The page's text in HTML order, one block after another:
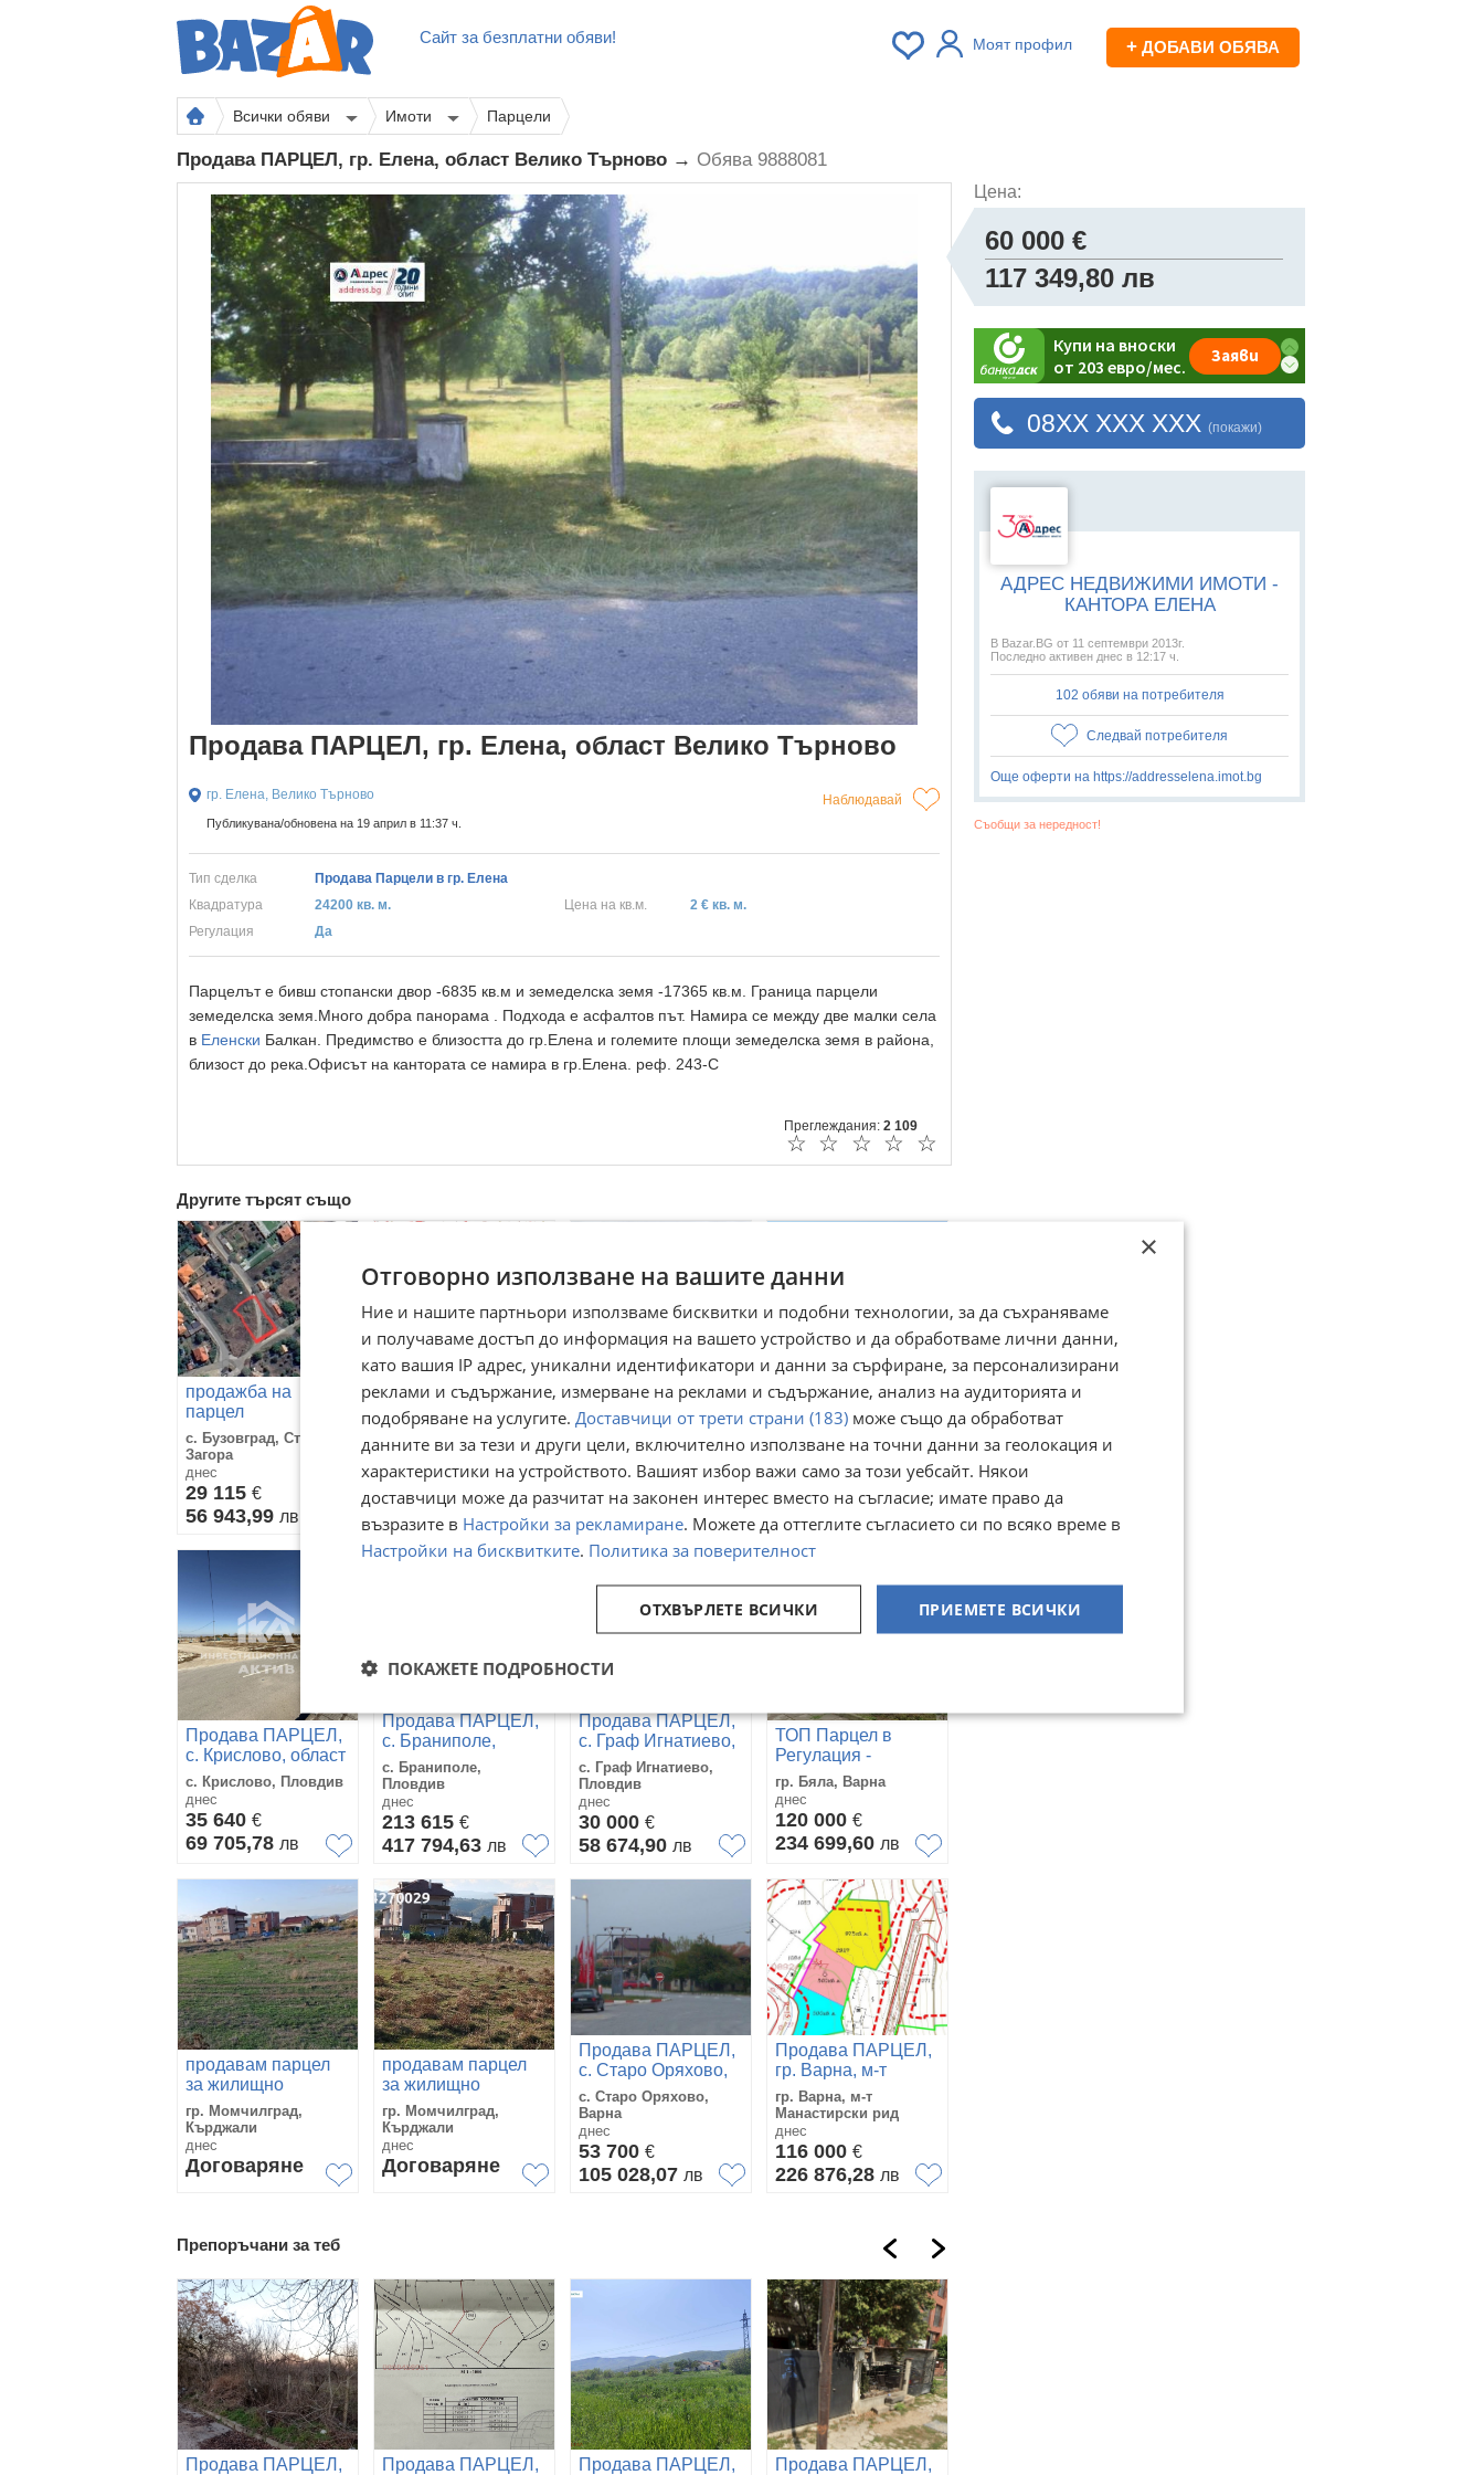
Сайт за безплатни обяви! Моят профил + ДОБАВИ ОБЯВА
Всички обяви Имоти Парцели
Продава ПАРЦЕЛ, гр. Елена, област Велико Търново → Обява 9888081
Продава ПАРЦЕЛ, гр. Елена, област Велико Търново
гр. Елена, Велико Търново Наблюдавай
Публикувана/обновена на 19 април в 11:37 ч.
Тип сделка
Продава Парцели в гр. Елена
Квадратура
24200 кв. м. Цена на кв.м.
2 € кв. м.
Регулация
Да
Парцелът е бивш стопански двор -6835 кв.м и земеделска земя -17365 кв.м. Граница парцели
земеделска земя.Много добра панорама . Подхода е асфалтов път. Намира се между две малки села
в Еленски Балкан. Предимство е близостта до гр.Елена и големите площи земеделска земя в района,
близост до река.Офисът на кантората се намира в гр.Елена. реф. 243-C
Преглеждания: 2 109
☆
☆
☆
☆
☆
Другите търсят също
продажба на
парцел
с. Бузовград, Стара
Загора
днес
29 115 €
56 943,99 лв
Продава ПАРЦЕЛ,
гр. Варна, м-т
Манастирски рид
гр. Варна, м-т
Манастирски рид
днес
59 500€
116 371,89
Продава ПАРЦЕЛ,
с. Чернолик, област
Силистра
с. Чернолик, Силистра
днес
42 000€
Продава ПАРЦЕЛ,
с. Полско
Пъдарево, област
Сливен
с. Полско Пъдарево,
Сливен
днес
6 500 €
12 712,90
Продава ПАРЦЕЛ,
с. Крислово, област
Пловдив
с. Крислово, Пловдив
днес
35 640 €
69 705,78 лв
Продава ПАРЦЕЛ,
с. Браниполе,
област Пловдив
с. Браниполе,
Пловдив
днес
213 615 €
417 794,63 лв
Продава ПАРЦЕЛ,
с. Граф Игнатиево,
област Пловдив
с. Граф Игнатиево,
Пловдив
днес
30 000 €
58 674,90 лв
ТОП Парцел в
Регулация -
гр.Бяла, Варненско
гр. Бяла, Варна
днес
120 000 €
234 699,60 лв
продавам парцел
за жилищно
строителство
гр. Момчилград,
Кърджали
днес
Договаряне
продавам парцел
за жилищно
строителство
гр. Момчилград,
Кърджали
днес
Договаряне
Продава ПАРЦЕЛ,
с. Старо Оряхово,
област Варна
с. Старо Оряхово,
Варна
днес
53 700 €
105 028,07 лв
Продава ПАРЦЕЛ,
гр. Варна, м-т
Манастирски рид
гр. Варна, м-т
Манастирски рид
днес
116 000 €
226 876,28 лв
Препоръчани за теб
Продава ПАРЦЕЛ, Продава ПАРЦЕЛ, Продава ПАРЦЕЛ, Продава ПАРЦЕЛ,
Цена:
60 000 €
117 349,80 лв
08XX XXX XXX (покажи)
АДРЕС НЕДВИЖИМИ ИМОТИ -
КАНТОРА ЕЛЕНА
В Bazar.BG от 11 септември 2013г.
Последно активен днес в 12:17 ч.
102 обяви на потребителя
Следвай потребителя
Още оферти на https://addresselena.imot.bg
Съобщи за нередност!
×
Отговорно използване на вашите данни
Ние и нашите партньори използваме бисквитки и подобни технологии, за да съхраняваме
и получаваме достъп до информация на вашето устройство и да обработваме лични данни,
като вашия IP адрес, уникални идентификатори и данни за сърфиране, за персонализирани
реклами и съдържание, измерване на реклами и съдържание, анализ на аудиторията и
подобряване на услугите. Доставчици от трети страни (183) може също да обработват
данните ви за тези и други цели, включително използване на точни данни за геолокация и
характеристики на устройството. Вашият избор важи само за този уебсайт. Някои
доставчици може да разчитат на законен интерес вместо на съгласие; имате право да
възразите в Настройки за рекламиране. Можете да оттеглите съгласието си по всяко време в
Настройки на бисквитките. Политика за поверителност
ПРИЕМЕТЕ ВСИЧКИ
ОТХВЪРЛЕТЕ ВСИЧКИ
ПОКАЖЕТЕ ПОДРОБНОСТИ